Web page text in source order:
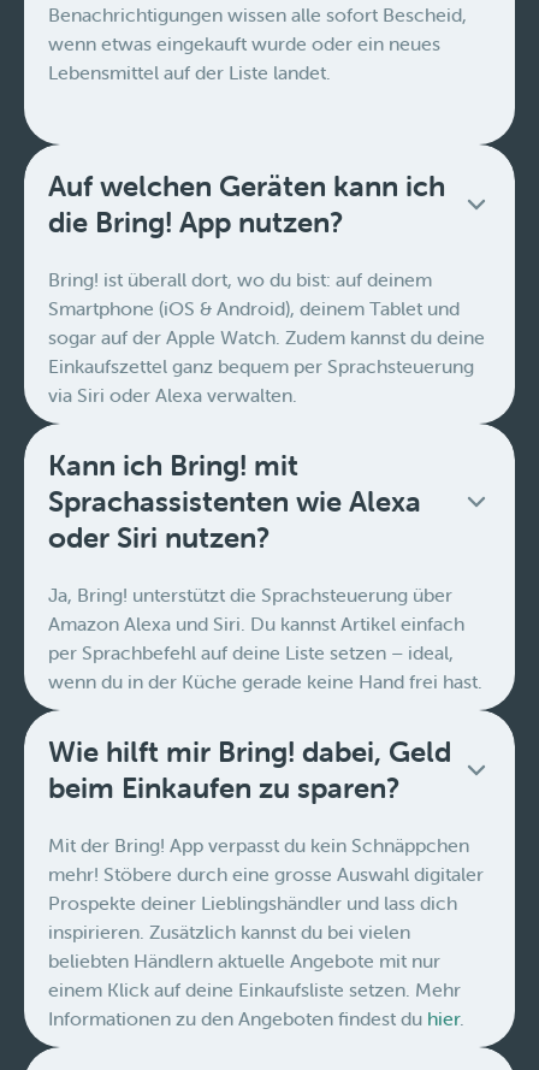
Benachrichtigungen wissen alle sofort Bescheid,
wenn etwas eingekauft wurde oder ein neues
Lebensmittel auf der Liste landet.
Auf welchen Geräten kann ich
die Bring! App nutzen?
Bring! ist überall dort, wo du bist: auf deinem
Smartphone (iOS & Android), deinem Tablet und
sogar auf der Apple Watch. Zudem kannst du deine
Einkaufszettel ganz bequem per Sprachsteuerung
via Siri oder Alexa verwalten.
Kann ich Bring! mit
Sprachassistenten wie Alexa
oder Siri nutzen?
Ja, Bring! unterstützt die Sprachsteuerung über
Amazon Alexa und Siri. Du kannst Artikel einfach
per Sprachbefehl auf deine Liste setzen – ideal,
wenn du in der Küche gerade keine Hand frei hast.
Wie hilft mir Bring! dabei, Geld
beim Einkaufen zu sparen?
Mit der Bring! App verpasst du kein Schnäppchen
mehr! Stöbere durch eine grosse Auswahl digitaler
Prospekte deiner Lieblingshändler und lass dich
inspirieren. Zusätzlich kannst du bei vielen
beliebten Händlern aktuelle Angebote mit nur
einem Klick auf deine Einkaufsliste setzen. Mehr
Informationen zu den Angeboten findest du hier.